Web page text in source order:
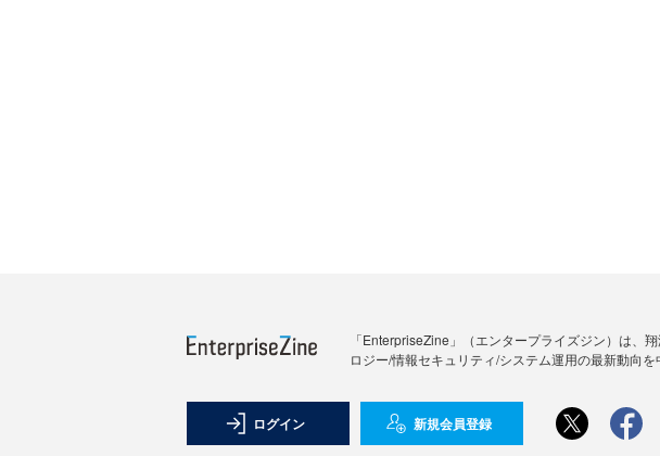
「EnterpriseZine」（エンタープライズジン）は、
ロジー/情報セキュリティ/システム運用の最新動向
ログイン 新規会員登録